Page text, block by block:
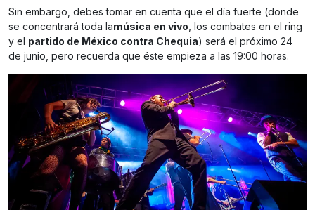
Sin embargo, debes tomar en cuenta que el día fuerte (donde
se concentrará toda lamúsica en vivo , los combates en el ring
y el partido de México contra Chequia) será el próximo 24
de junio, pero recuerda que éste empieza a las 19:00 horas.